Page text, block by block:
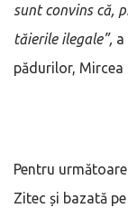
sunt convins că,
tăierile ilegale”, a
pădurilor, Mircea
Pentru
Zitec și bazată